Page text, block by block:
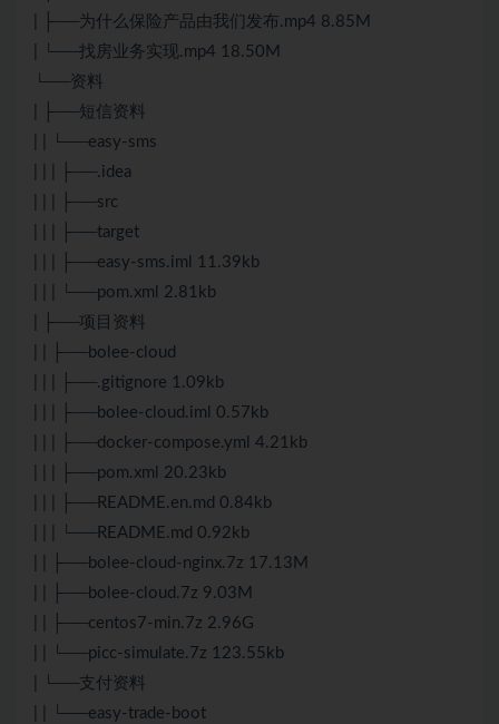
| ├──为什么保险产品由我们发布.mp4 8.85M
| └──找房业务实现.mp4 18.50M
└──资料
| ├──短信资料
| | └──easy-sms
| | | ├──.idea
| | | ├──src
| | | ├──target
| | | ├──easy-sms.iml 11.39kb
| | | └──pom.xml 2.81kb
| ├──项目资料
| | ├──bolee-cloud
| | | ├──.gitignore 1.09kb
| | | ├──bolee-cloud.iml 0.57kb
| | | ├──docker-compose.yml 4.21kb
| | | ├──pom.xml 20.23kb
| | | ├──README.en.md 0.84kb
| | | └──README.md 0.92kb
| | ├──bolee-cloud-nginx.7z 17.13M
| | ├──bolee-cloud.7z 9.03M
| | ├──centos7-min.7z 2.96G
| | └──picc-simulate.7z 123.55kb
| └──支付资料
| | └──easy-trade-boot